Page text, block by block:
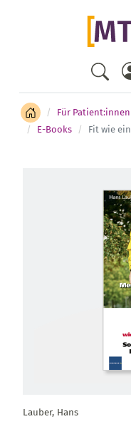
Für
E-Books
Fit wie
Lauber, Hans